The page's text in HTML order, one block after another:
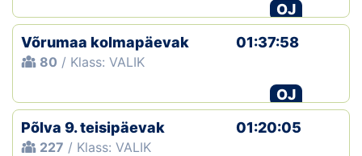
OJ
Võrumaa kolmapäevak
80 / Klass: VALIK
01:37:58
OJ
Põlva 9. teisipäevak
227 / Klass: VALIK
01:20:05